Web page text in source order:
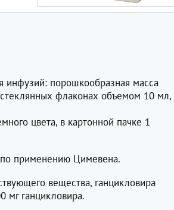
инфузий: порошкообразная масса
флаконах объемом 10 мл,
цвета, в картонной пачке 1
по применению Цимевена.
вещества, ганцикловира
мг ганцикловира.